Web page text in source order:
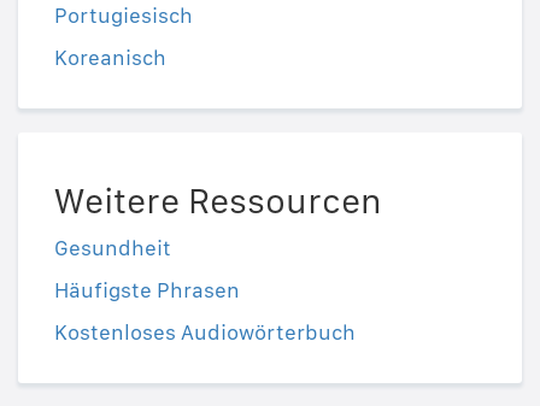
Portugiesisch
Koreanisch
Weitere Ressourcen
Gesundheit
Häufigste Phrasen
Kostenloses Audiowörterbuch